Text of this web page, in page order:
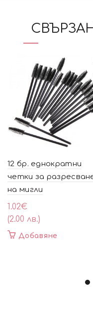
12 бр. еднократни
четки за
на мигли
1.02€
(2.00 лв.)
Добавяне